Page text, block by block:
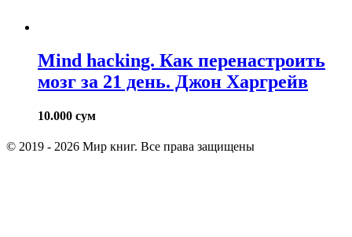
Mind hacking. Как перенастроить
мозг за 21 день. Джон Харгрейв
10.000 сум
© 2019 - 2026 Мир книг. Все права защищены